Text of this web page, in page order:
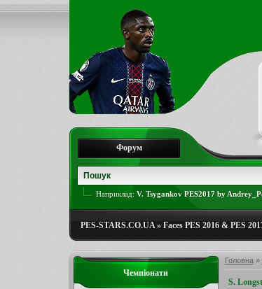
Форум
Наприклад: V. Tsygankov PES2017 by
PES-STARS.CO.UA» Faces PES 2016 & PES
Головна»
S.
Чемпіонати